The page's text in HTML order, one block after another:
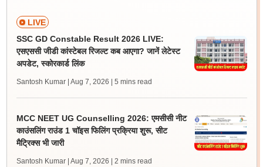
LIVE
SSC GD Constable Result 2026 LIVE:
एसएससी जीडी कांस्टेबल रिजल्ट कब आएगा? जानें लेटेस्ट
अपडेट, स्कोरकार्ड लिंक
Santosh Kumar | Aug 7, 2026 | 5 mins read
MCC NEET UG Counselling 2026: एमसीसी नीट
काउंसलिंग राउंड 1 चॉइस फिलिंग प्रक्रिया शुरू, सीट
मैट्रिक्स भी जारी
Santosh Kumar | Aug 7, 2026 | 2 mins read